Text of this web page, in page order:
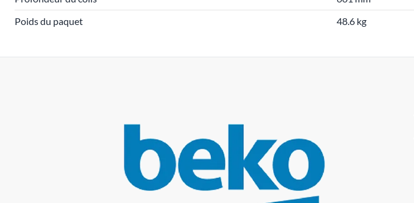
Poids du paquet
48.6 kg